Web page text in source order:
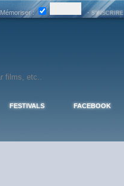
Mémoriser : -S'INSCRIRE
FESTIVALS FACEBOOK